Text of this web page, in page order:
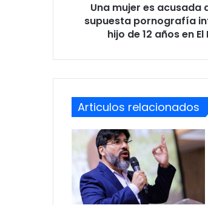
El
Paraíso
Una mujer es acusada
supuesta pornografía
hijo de 12 años en
Articulos relacionados